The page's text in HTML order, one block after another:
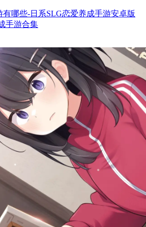
有哪些-日系SLG恋爱养成手游安卓版
手游合集